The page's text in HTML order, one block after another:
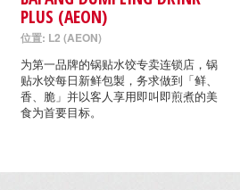
PLUS (AEON)
位置: L2 (AEON)
为第一品牌的锅贴水饺专卖连锁店，锅
贴水饺每日新鲜包製，务求做到「鲜、
香、脆」并以客人享用即叫即煎煮的美
食为首要目标。